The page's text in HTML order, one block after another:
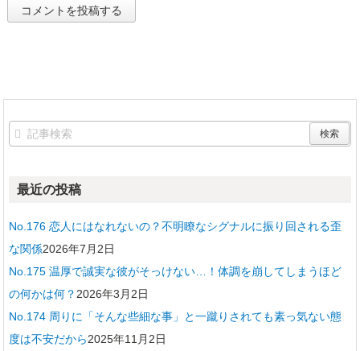
最近の投稿
No.176 恋人にはなれないの？不明瞭なシグナルに振り回される歪
な関係2026年7月2日
No.175 温厚で誠実な彼がそっけない…！体調を崩してしまうほど
の何かは何？ 2026年3月2日
No.174 周りに「そんな些細な事」と一蹴りされても素っ気ない態
度は不安だから2025年11月2日